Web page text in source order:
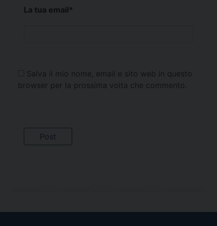
La tua email*
Salva il mio nome, email e sito web in questo
browser per la prossima volta che commento.